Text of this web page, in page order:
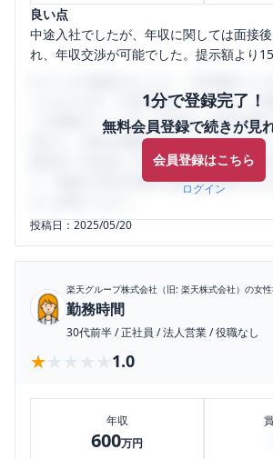
良い点
中途入社でしたが、年収に関しては面接
れ、年収交渉が可能でした。提示額より
1分で登録完了！
無料会員登録で続きが見
会員登録はこちら
ログイン
うになります。SHEHUB(シーハブ)は、女
ミの投稿サイトです。給与面・女性の働
判など、女性の転職は気にすべき点がた
輩社員（元社員）の口コミを通して、本当
り、将来の不安や現在の悩みを解消する
投稿日：2025/05/20
楽天グループ株式会社（旧: 楽天株式会社） の女
勤務時間
30代前半/正社員 /法人営業/役職なし
★★★★★
★★★★★ 1.0
年収
600万円